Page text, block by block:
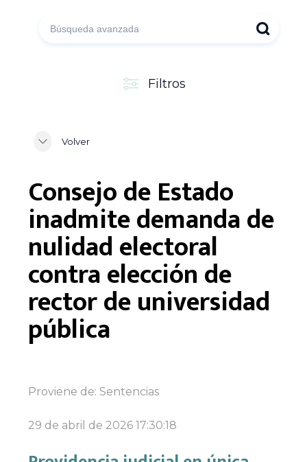
Filtros
Volver
Consejo de Estado
inadmite demanda de
nulidad electoral
contra elección de
rector de universidad
pública
Proviene de: Sentencias
29 de abril de 2026 17:30:18